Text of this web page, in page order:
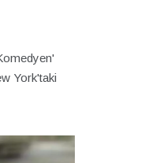
York'taki